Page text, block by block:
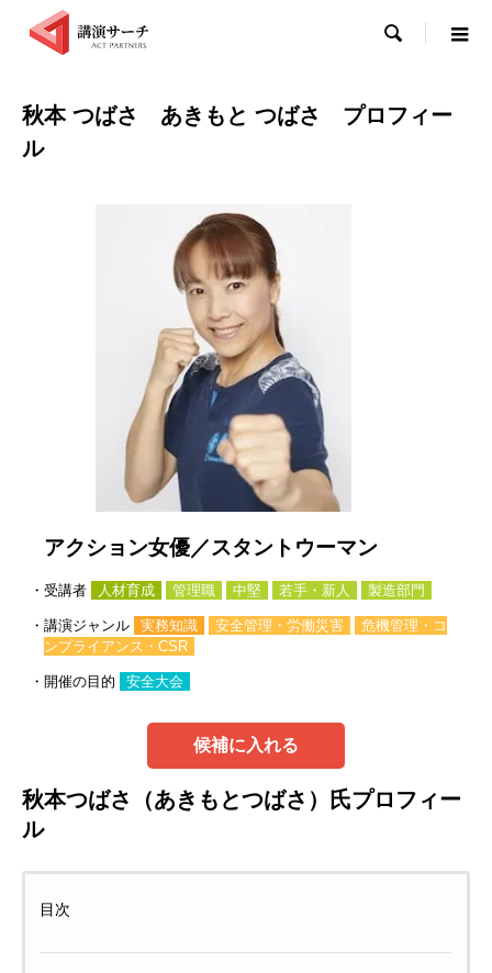

秋本 つばさ あきもと つばさ プロフィー
ル
アクション女優／スタントウーマン
・受講者 人材育成 管理職 中堅 若手・新人 製造部門
・講演ジャンル 実務知識 安全管理・労働災害
危機管理・コ
ンプライアンス・CSR
・開催の目的 安全大会
候補に入れる
秋本つばさ（あきもとつばさ）氏プロフィー
ル
目次